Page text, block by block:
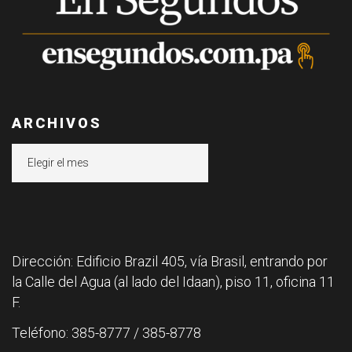
ARCHIVOS
Dirección: Edificio Brazil 405, vía Brasil, entrando por
la Calle del Agua (al lado del Idaan), piso 11, oficina 11
F.
Teléfono: 385-8777 / 385-8778